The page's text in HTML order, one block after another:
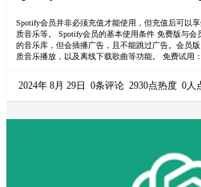
充会员?
Spotify会员并非必须充值才能使用，但充值后可以
质音乐等。 Spotify会员的基本使用条件 免费版与
的音乐库，但会插播广告，且不能跳过广告。会员
质音乐播放，以及离线下载歌曲等功能。 免费试用
广告播放：会员用户可以享受到无广告的音乐体验
2024年 8月 29日 0条评论 2930点热度 0人